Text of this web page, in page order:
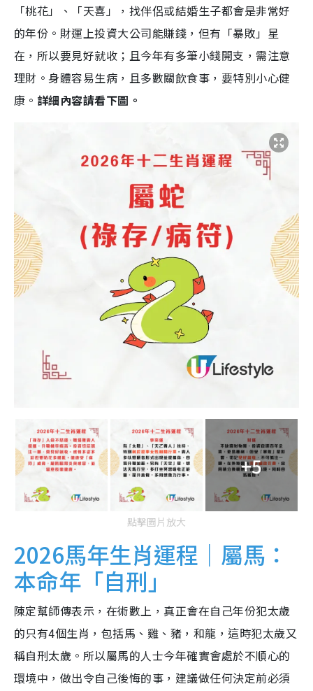
「桃花」、「天喜」，找伴侶或結婚生子都會是非常好
的年份。財運上投資大公司能賺錢，但有「暴敗」星
在，所以要見好就收；且今年有多筆小錢開支，需注意
理財。身體容易生病，且多數關飲食事，要特別小心健
康。 詳細內容請看下圖。
+5
點擊圖片放大
2026馬年生肖運程｜屬馬：
本命年「自刑」
陳定幫師傳表示，在術數上，真正會在自己年份犯太歲
的只有4個生肖，包括馬、雞、豬，和龍，這時犯太歲又
稱自刑太歲。所以屬馬的人士今年確實會處於不順心的
環境中，做出令自己後悔的事，建議做任何決定前必須